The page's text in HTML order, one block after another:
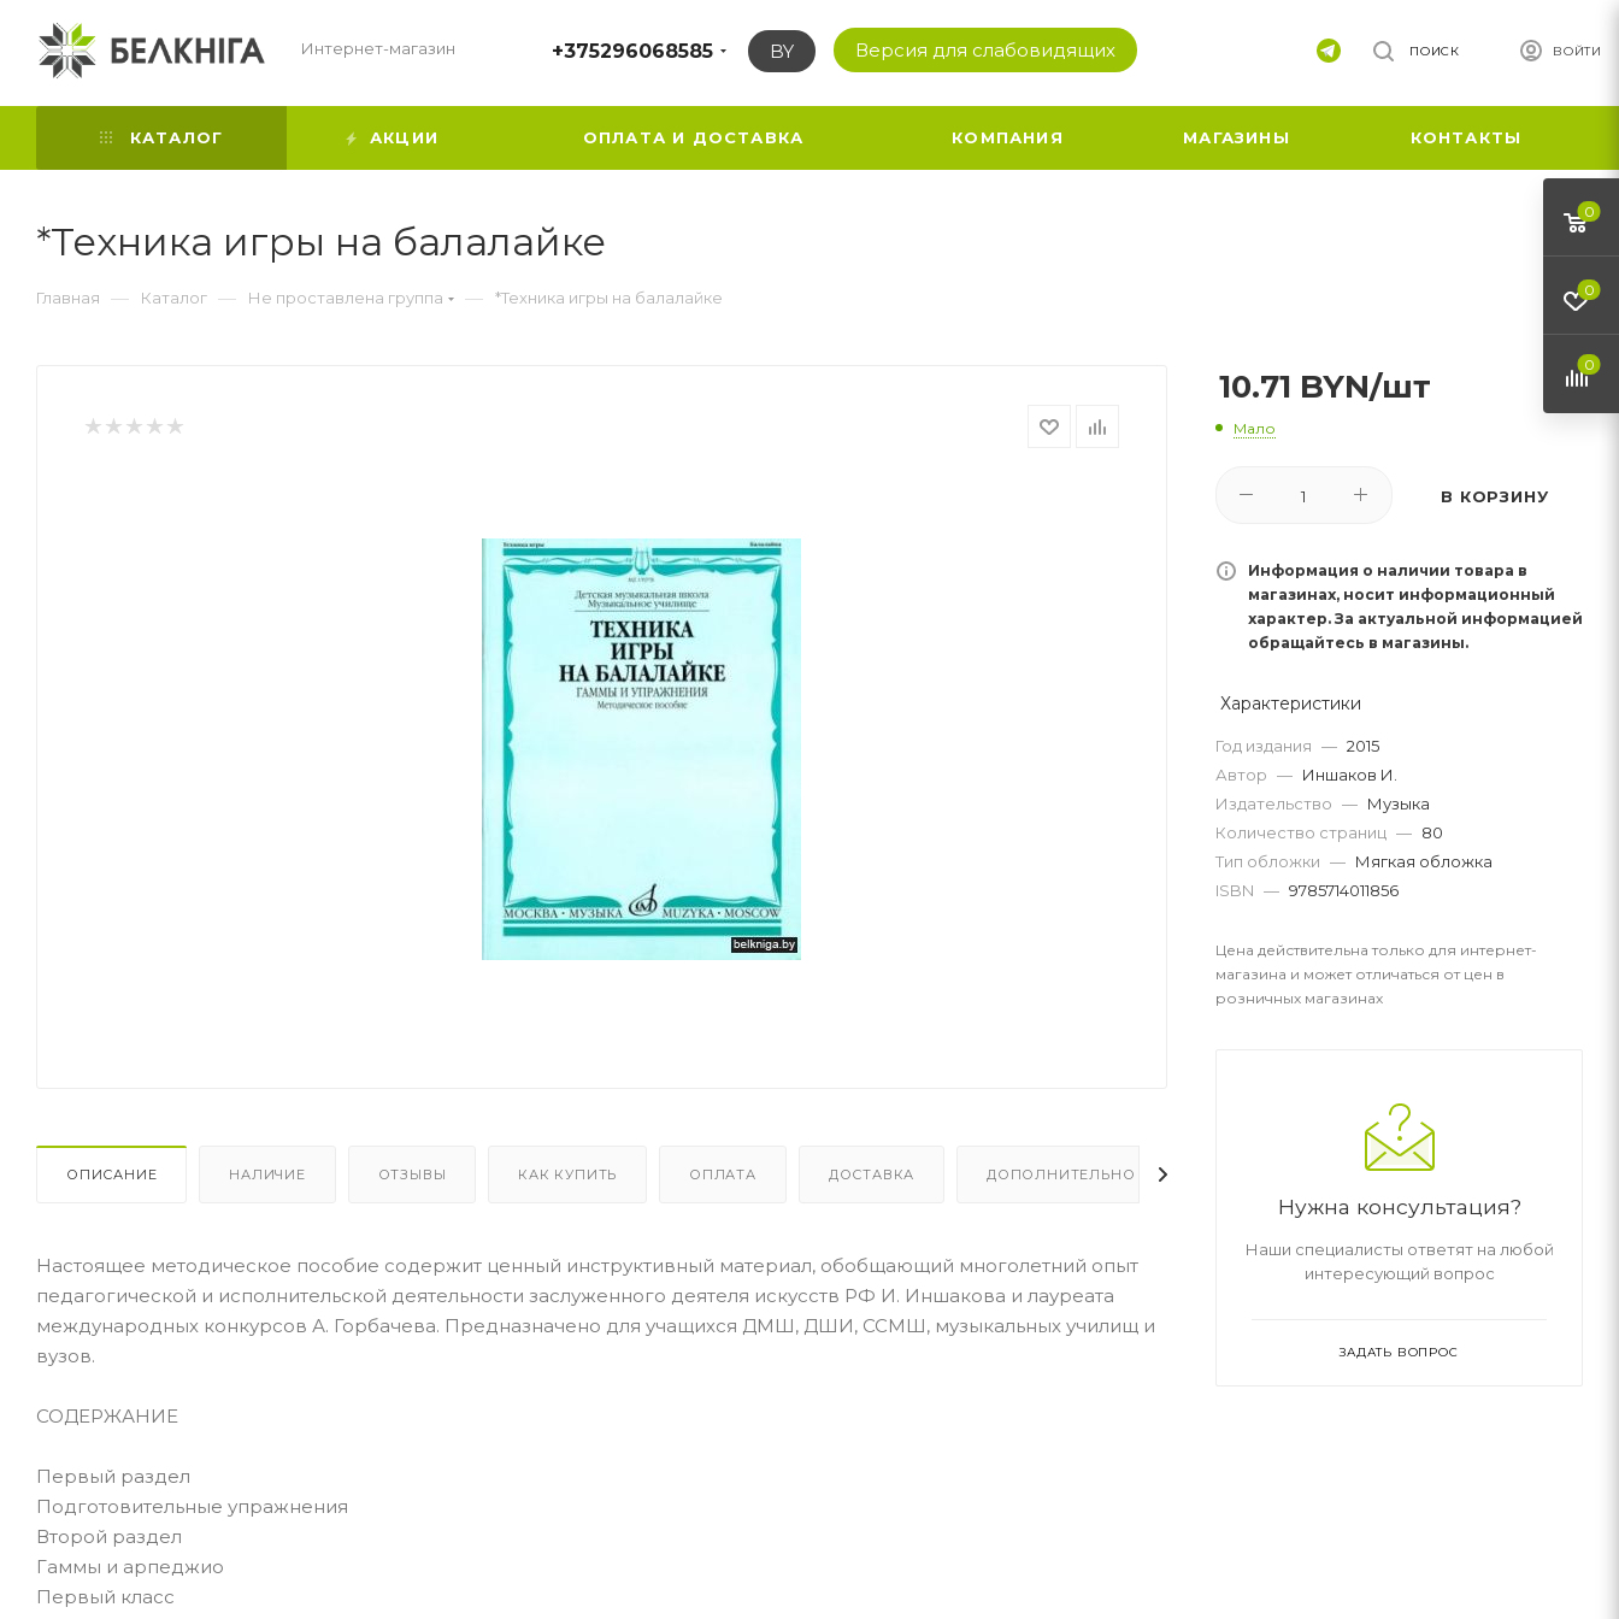
Интернет-магазин +375296068585 BY Версия для слабовидящих ВОЙТИ
ПОИСК
КАТАЛОГ АКЦИИ ОПЛАТА И ДОСТАВКА КОМПАНИЯ МАГАЗИНЫ КОНТАКТЫ
*Техника игры на балалайке
Главная — Каталог — Не проставлена группа — *Техника игры на балалайке
ОПИСАНИЕ НАЛИЧИЕ ОТЗЫВЫ КАК КУПИТЬ ОПЛАТА ДОСТАВКА ДОПОЛНИТЕЛЬНО
Настоящее методическое пособие содержит ценный инструктивный материал, обобщающий многолетний опыт
педагогической и исполнительской деятельности заслуженного деятеля искусств РФ И. Иншакова и лауреата
международных конкурсов А. Горбачева. Предназначено для учащихся ДМШ, ДШИ, ССМШ, музыкальных училищ и
вузов.
СОДЕРЖАНИЕ
Первый раздел
Подготовительные упражнения
Второй раздел
Гаммы и арпеджио
Первый класс
10.71 BYN/шт
Мало
В КОРЗИНУ
Информация о наличии товара в
магазинах, носит информационный
характер. За актуальной информацией
обращайтесь в магазины.
Характеристики
Год издания — 2015
Автор — Иншаков И.
Издательство — Музыка
Количество страниц — 80
Тип обложки — Мягкая обложка
ISBN — 9785714011856
Цена действительна только для интернет-
магазина и может отличаться от цен в
розничных магазинах
Нужна консультация?
Наши специалисты ответят на любой
интересующий вопрос
ЗАДАТЬ ВОПРОС
0
0
0